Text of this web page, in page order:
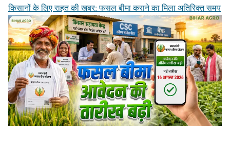
किसानों के लिए राहत की खबर: फसल बीमा कराने का मिला अतिरिक्त समय